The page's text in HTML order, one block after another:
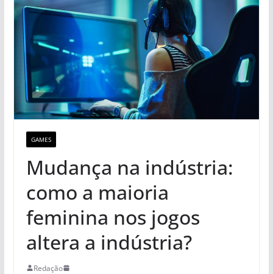
GAMES
Mudança na indústria:
como a maioria
feminina nos jogos
altera a indústria?
Redação